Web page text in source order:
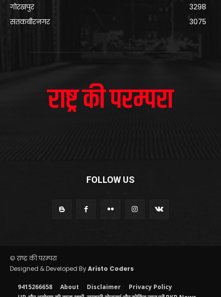
गोरखपुर
3298
संतकबीरनगर
3075
FOLLOW US
© राष्ट्र की परम्परा
Designed & Developed ByAristo Coders
9415266658 About Disclaimer
Privacy Policy